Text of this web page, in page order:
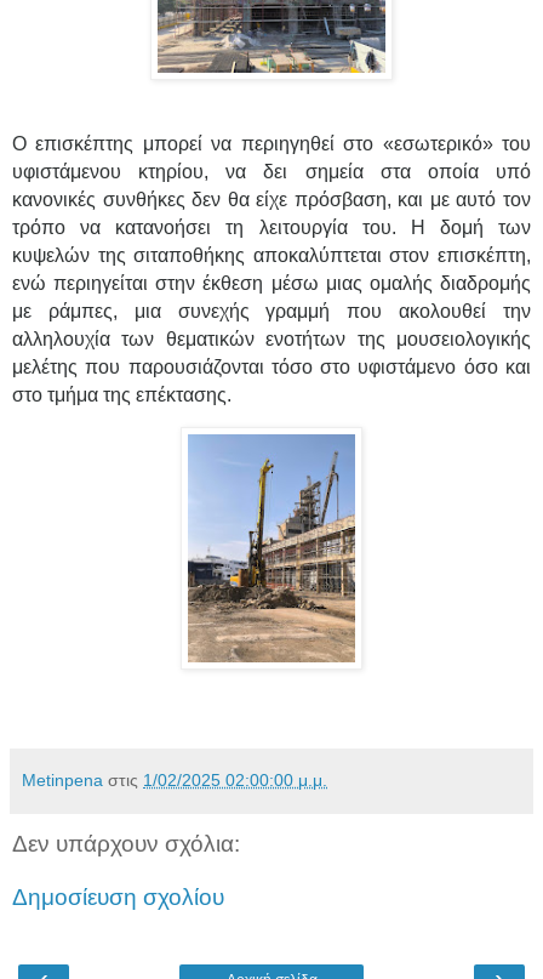
Ο επισκέπτης μπορεί να περιηγηθεί στο «εσωτερικό» του
υφιστάμενου κτηρίου, να δει σημεία στα οποία υπό
κανονικές συνθήκες δεν θα είχε πρόσβαση, και με αυτό τον
τρόπο να κατανοήσει τη λειτουργία του. Η δομή των
κυψελών της σιταποθήκης αποκαλύπτεται στον επισκέπτη,
ενώ περιηγείται στην έκθεση μέσω μιας ομαλής διαδρομής
με ράμπες, μια συνεχής γραμμή που ακολουθεί την
αλληλουχία των θεματικών ενοτήτων της μουσειολογικής
μελέτης που παρουσιάζονται τόσο στο υφιστάμενο όσο και
στο τμήμα της επέκτασης.
Metinpena στις 1/02/2025 02:00:00 μ.μ.
Δεν υπάρχουν σχόλια:
Δημοσίευση σχολίου